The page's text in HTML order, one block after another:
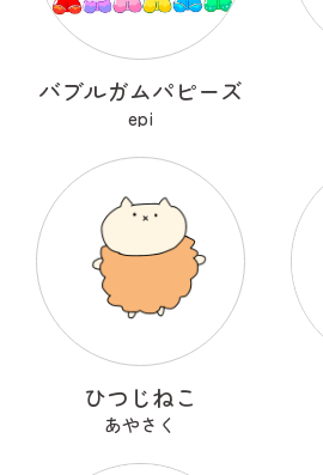
バブルガムパピーズ
epi
ひつじねこ
あやさく